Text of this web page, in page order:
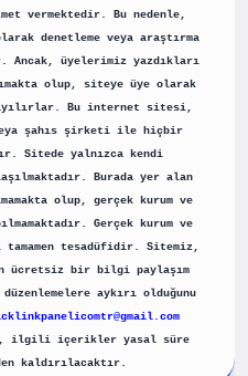
vermektedir. Bu nedenle,
denetleme veya araştırma
Ancak, üyelerimiz yazdıkları
olup, siteye üye olarak
Bu internet sitesi,
şahıs şirketi ile hiçbir
Sitede yalnızca kendi
Burada yer alan
olup, gerçek kurum ve
Gerçek kurum ve
tesadüfidir. Sitemiz,
ücretsiz bir bilgi paylaşım
aykırı olduğunu
ilgili içerikler yasal süre
kaldırılacaktır.